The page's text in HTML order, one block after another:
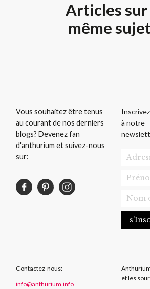
Articles sur
même
Vous souhaitez être tenus
au courant de nos derniers
blogs? Devenez fan
d'anthurium et suivez-nous
sur:
à notre
Contactez-nous:
info@anthurium.info
et les